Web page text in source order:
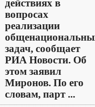
действиях в
вопросах
реализации
задач, сообщает
РИА Новости. Об
этом заявил
Миронов. По его
словам, парт ...